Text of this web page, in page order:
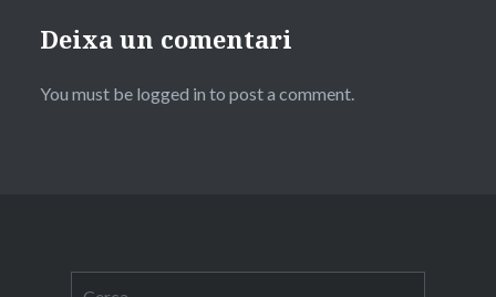
Deixa un comentari
You must be logged in to post a comment.